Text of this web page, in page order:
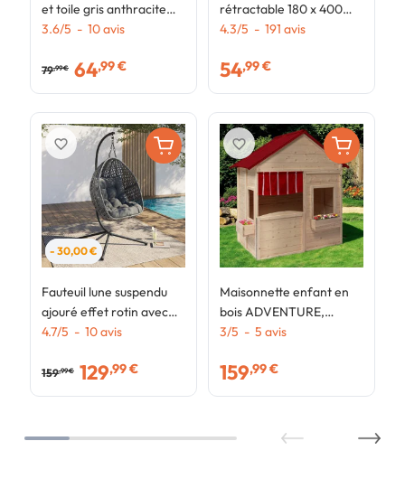
et toile gris anthracite
TAHITI
3.6/5 - 10avis
79,99 € 64,99 €
- 30,00 €
Fauteuil lune suspendu
ajouré effet rotin avec
coussin gris
4.7/5 - 10avis
159,99 € 129,99 €
favorite_border
rétractable 180 x 400
CM gris anthracite store
4.3/5 - 191 avis
54,99 €
Maisonnette enfant en
bois ADVENTURE,
cabane de jeux
3/5 - 5 avis
159,99 €
favorite_border